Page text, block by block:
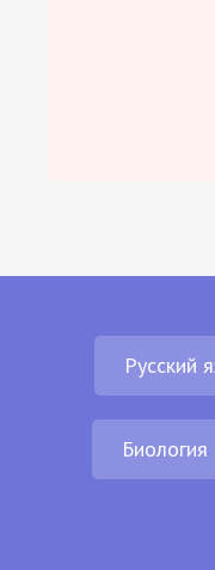
Русский
Биология